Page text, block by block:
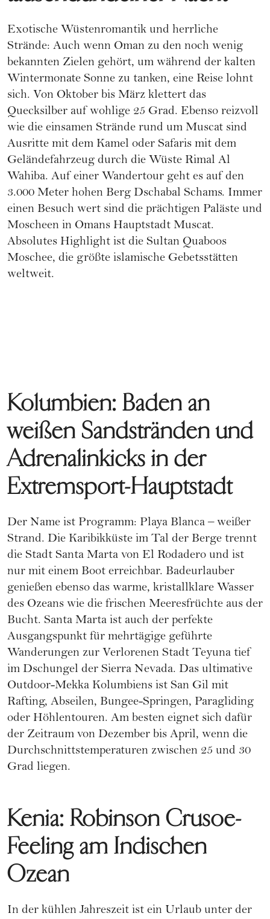
Exotische Wüstenromantik und herrliche
Strände: Auch wenn Oman zu den noch wenig
bekannten Zielen gehört, um während der kalten
Wintermonate Sonne zu tanken, eine Reise lohnt
sich. Von Oktober bis März klettert das
Quecksilber auf wohlige 25 Grad. Ebenso reizvoll
wie die einsamen Strände rund um Muscat sind
Ausritte mit dem Kamel oder Safaris mit dem
Geländefahrzeug durch die Wüste Rimal Al
Wahiba. Auf einer Wandertour geht es auf den
3.000 Meter hohen Berg Dschabal Schams. Immer
einen Besuch wert sind die prächtigen Paläste und
Moscheen in Omans Hauptstadt Muscat.
Absolutes Highlight ist die Sultan Quaboos
Moschee, die größte islamische Gebetsstätten
weltweit.
Kolumbien: Baden an
weißen Sandstränden und
Adrenalinkicks in der
Extremsport-Hauptstadt
Der Name ist Programm: Playa Blanca – weißer
Strand. Die Karibikküste im Tal der Berge trennt
die Stadt Santa Marta von El Rodadero und ist
nur mit einem Boot erreichbar. Badeurlauber
genießen ebenso das warme, kristallklare Wasser
des Ozeans wie die frischen Meeresfrüchte aus der
Bucht. Santa Marta ist auch der perfekte
Ausgangspunkt für mehrtägige geführte
Wanderungen zur Verlorenen Stadt Teyuna tief
im Dschungel der Sierra Nevada. Das ultimative
Outdoor-Mekka Kolumbiens ist San Gil mit
Rafting, Abseilen, Bungee-Springen, Paragliding
oder Höhlentouren. Am besten eignet sich dafür
der Zeitraum von Dezember bis April, wenn die
Durchschnittstemperaturen zwischen 25 und 30
Grad liegen.
Kenia: Robinson Crusoe-
Feeling am Indischen
Ozean
In der kühlen Jahreszeit ist ein Urlaub unter der